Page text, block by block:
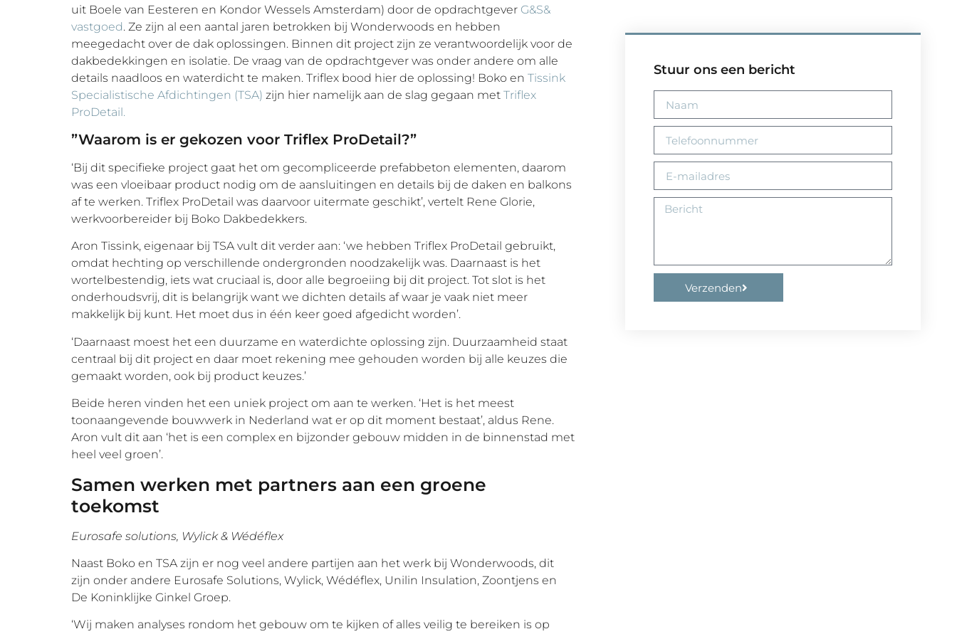
uit Boele van Eesteren en Kondor Wessels Amsterdam) door de opdrachtgever G&S&
vastgoed. Ze zijn al een aantal jaren betrokken bij Wonderwoods en hebben
meegedacht over de dak oplossingen. Binnen dit project zijn ze verantwoordelijk voor de
dakbedekkingen en isolatie. De vraag van de opdrachtgever was onder andere om alle
details naadloos en waterdicht te maken. Triflex bood hier de oplossing! Boko en Tissink
Specialistische Afdichtingen (TSA) zijn hier namelijk aan de slag gegaan met Triflex
ProDetail.
”Waarom is er gekozen voor Triflex ProDetail?”
‘Bij dit specifieke project gaat het om gecompliceerde prefabbeton elementen, daarom
was een vloeibaar product nodig om de aansluitingen en details bij de daken en balkons
af te werken. Triflex ProDetail was daarvoor uitermate geschikt’, vertelt Rene Glorie,
werkvoorbereider bij Boko Dakbedekkers.
Aron Tissink, eigenaar bij TSA vult dit verder aan: ‘we hebben Triflex ProDetail gebruikt,
omdat hechting op verschillende ondergronden noodzakelijk was. Daarnaast is het
wortelbestendig, iets wat cruciaal is, door alle begroeiing bij dit project. Tot slot is het
onderhoudsvrij, dit is belangrijk want we dichten details af waar je vaak niet meer
makkelijk bij kunt. Het moet dus in één keer goed afgedicht worden’.
‘Daarnaast moest het een duurzame en waterdichte oplossing zijn. Duurzaamheid staat
centraal bij dit project en daar moet rekening mee gehouden worden bij alle keuzes die
gemaakt worden, ook bij product keuzes.’
Beide heren vinden het een uniek project om aan te werken. ‘Het is het meest
toonaangevende bouwwerk in Nederland wat er op dit moment bestaat’, aldus Rene.
Aron vult dit aan ‘het is een complex en bijzonder gebouw midden in de binnenstad met
heel veel groen’.
Samen werken met partners aan een groene
toekomst
Eurosafe solutions, Wylick & Wédéflex
Naast Boko en TSA zijn er nog veel andere partijen aan het werk bij Wonderwoods, dit
zijn onder andere Eurosafe Solutions, Wylick, Wédéflex, Unilin Insulation, Zoontjens en
De Koninklijke Ginkel Groep.
‘Wij maken analyses rondom het gebouw om te kijken of alles veilig te bereiken is op
Stuur ons een bericht
Verzenden